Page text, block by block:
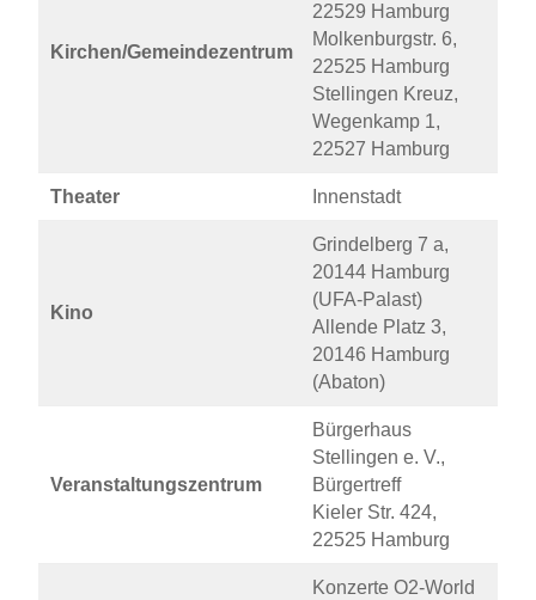
Kirchen/Gemeindezentrum
22529 Hamburg
Molkenburgstr. 6,
22525 Hamburg
Stellingen Kreuz,
Wegenkamp 1,
22527 Hamburg
Theater Innenstadt
Kino
Grindelberg 7 a,
20144 Hamburg
(UFA-Palast)
Allende Platz 3,
20146 Hamburg
(Abaton)
Veranstaltungszentrum
Bürgerhaus
Stellingen e. V.,
Bürgertreff
Kieler Str. 424,
22525 Hamburg
Konzerte O2-World